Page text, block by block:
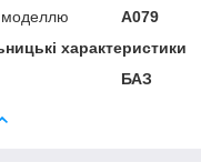
моделлю
А079
характеристики
БАЗ